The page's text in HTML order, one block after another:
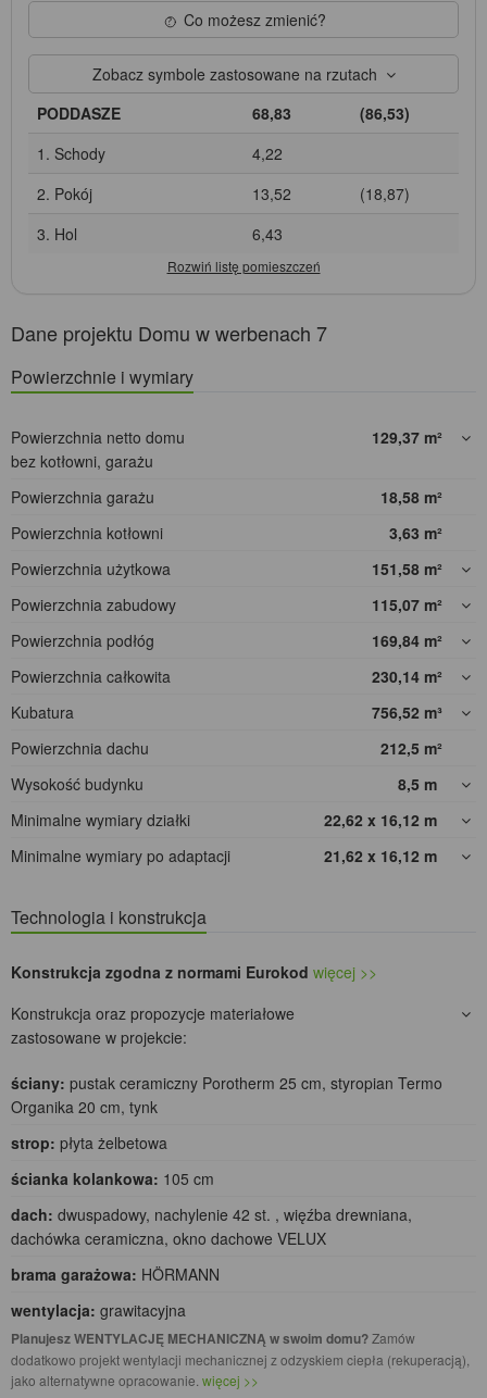
Co możesz zmienić?
Zobacz symbole zastosowane na rzutach
PODDASZE
68,83
(86,53)
1. Schody
4,22
2. Pokój
13,52
(18,87)
3. Hol
6,43
Dane projektu Domu w werbenach 7
Powierzchnie i wymiary
Powierzchnia netto domu
bez kotłowni, garażu
129,37 m²
Powierzchnia garażu 18,58 m²
Powierzchnia kotłowni
3,63 m²
Powierzchnia użytkowa
151,58 m²
Powierzchnia zabudowy
115,07 m²
Powierzchnia podłóg
169,84 m²
Powierzchnia całkowita
230,14 m²
Kubatura
756,52 m³
Powierzchnia dachu
212,5 m²
Wysokość budynku
8,5 m
Minimalne wymiary działki
22,62 x 16,12 m
Minimalne wymiary po adaptacji
21,62 x 16,12 m
Technologia i konstrukcja
Konstrukcja zgodna z normami Eurokod więcej >>
Konstrukcja oraz propozycje materiałowe
zastosowane w projekcie:
ściany: pustak ceramiczny Porotherm 25 cm, styropian Termo
Organika 20 cm, tynk
strop: płyta żelbetowa
ścianka kolankowa: 105 cm
dach: dwuspadowy, nachylenie 42 st. , więźba drewniana,
dachówka ceramiczna, okno dachowe VELUX
brama garażowa: HÖRMANN
wentylacja: grawitacyjna
Planujesz WENTYLACJĘ MECHANICZNĄ w swoim domu?Zamów
dodatkowo projekt wentylacji mechanicznej z odzyskiem ciepła (rekuperacją),
jako alternatywne opracowanie. więcej >>